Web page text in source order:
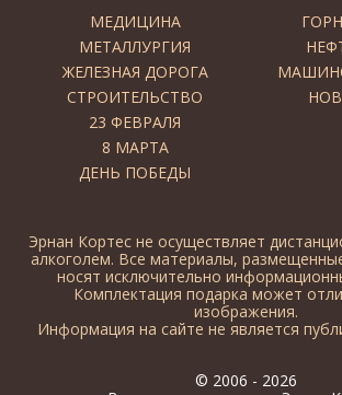
МЕДИЦИНА
МЕТАЛЛУРГИЯ
ЖЕЛЕЗНАЯ ДОРОГА
СТРОИТЕЛЬСТВО
23 ФЕВРАЛЯ
8 МАРТА
ДЕНЬ ПОБЕДЫ
Эрнан Кортес не осуществляет
алкоголем. Все материалы,
носят исключительно
Комплектация подарка может
изображения.
Информация на сайте не является
© 2006 - 2026